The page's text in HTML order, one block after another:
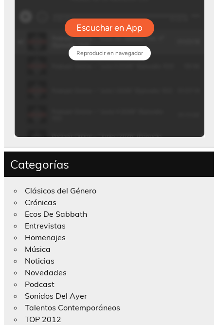
Categorías
Clásicos del Género
Crónicas
Ecos De Sabbath
Entrevistas
Homenajes
Música
Noticias
Novedades
Podcast
Sonidos Del Ayer
Talentos Contemporáneos
TOP 2012